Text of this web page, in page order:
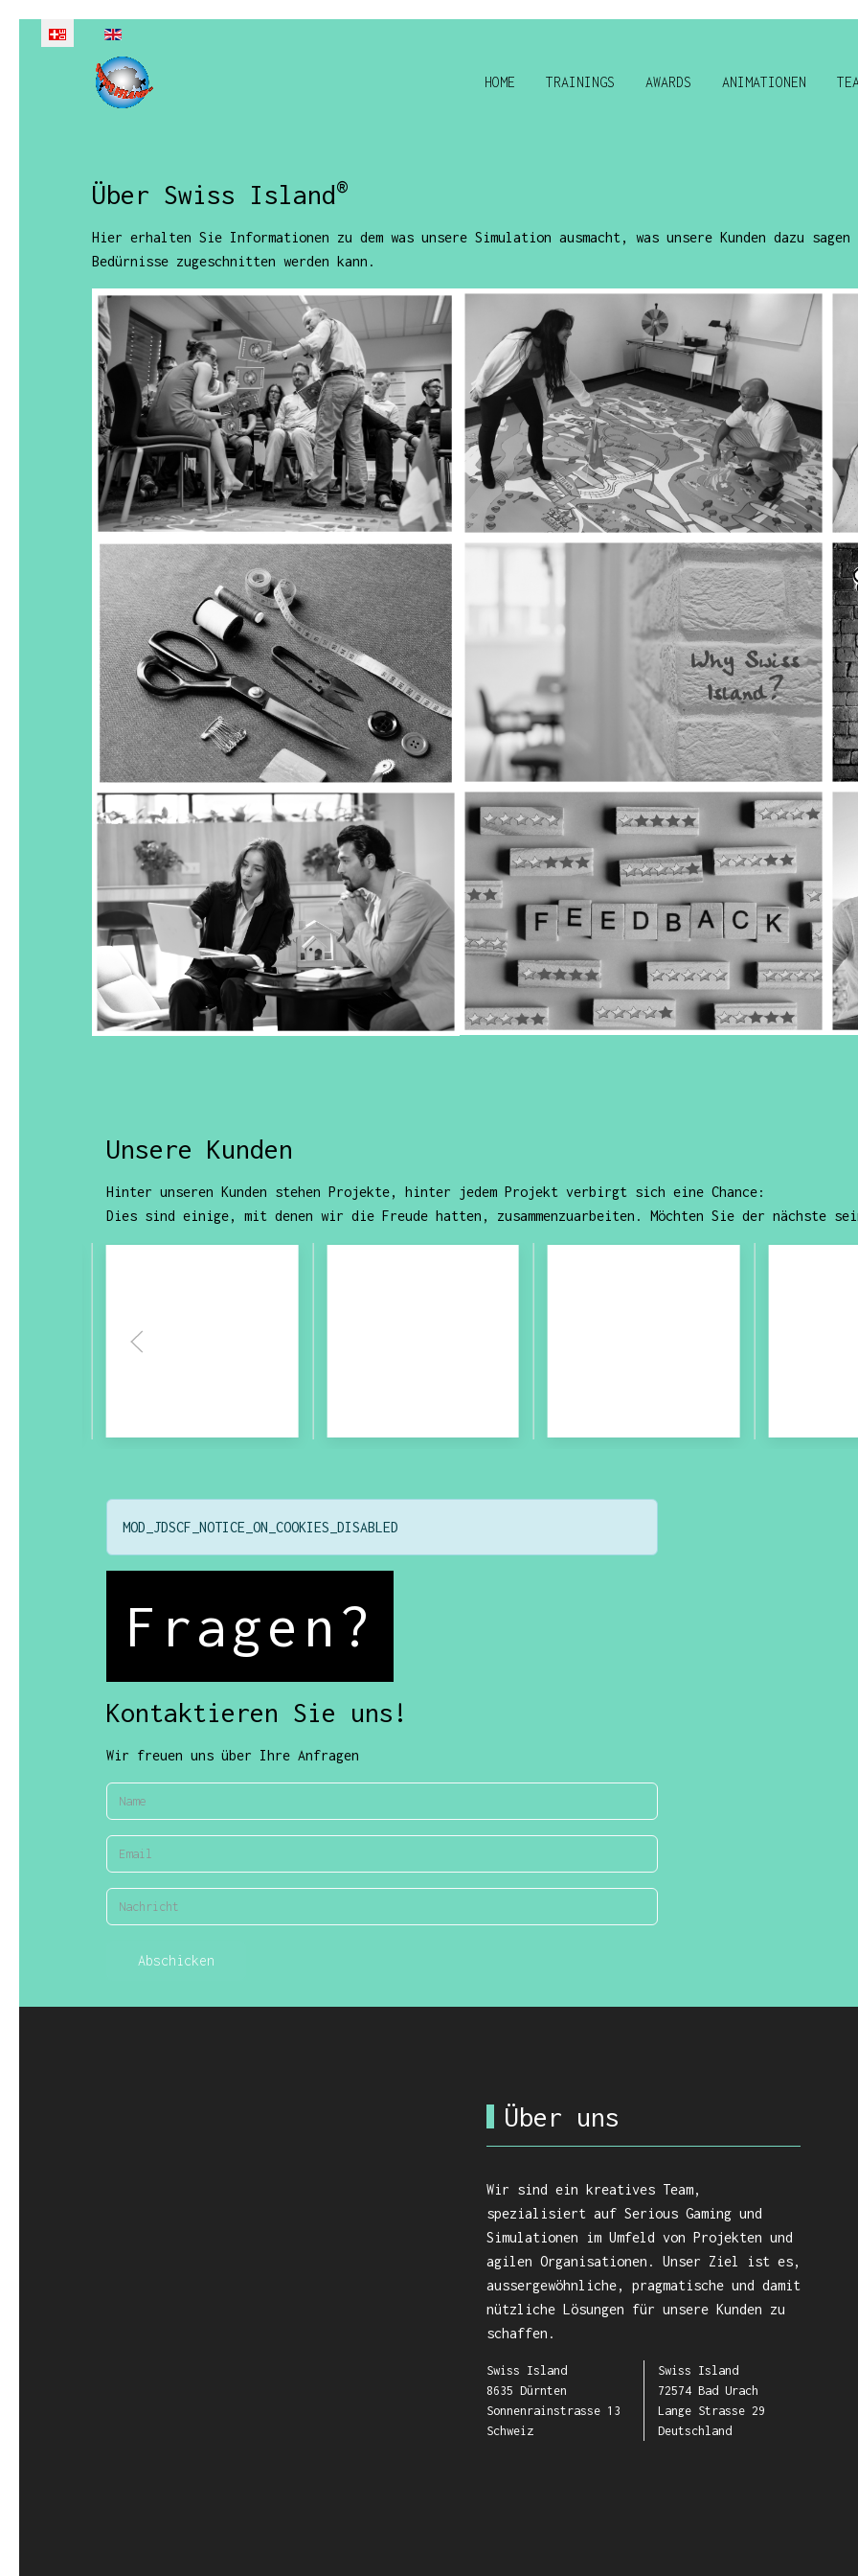
Sprache auswählen
HOME TRAININGS AWARDS ANIMATIONEN
Über Swiss Island®
Hier erhalten Sie Informationen zu dem was unsere Simulation ausmacht, was unsere Kunden dazu
Bedürnisse zugeschnitten werden kann.
Unsere Kunden
Hinter unseren Kunden stehen Projekte, hinter jedem Projekt verbirgt sich eine Chance:
Dies sind einige, mit denen wir die Freude hatten, zusammenzuarbeiten. Möchten Sie der nächste
MOD_JDSCF_NOTICE_ON_COOKIES_DISABLED
Fragen?
Kontaktieren Sie uns!
Wir freuen uns über Ihre Anfragen
Abschicken
Über uns
Wir sind ein kreatives Team,
spezialisiert auf Serious Gaming und
Simulationen im Umfeld von Projekten und
agilen Organisationen. Unser Ziel ist es,
aussergewöhnliche, pragmatische und damit
nützliche Lösungen für unsere Kunden zu
schaffen.
Swiss Island
8635 Dürnten
Sonnenrainstrasse 13
Schweiz
Swiss Island
72574 Bad Urach
Lange Strasse 29
Deutschland